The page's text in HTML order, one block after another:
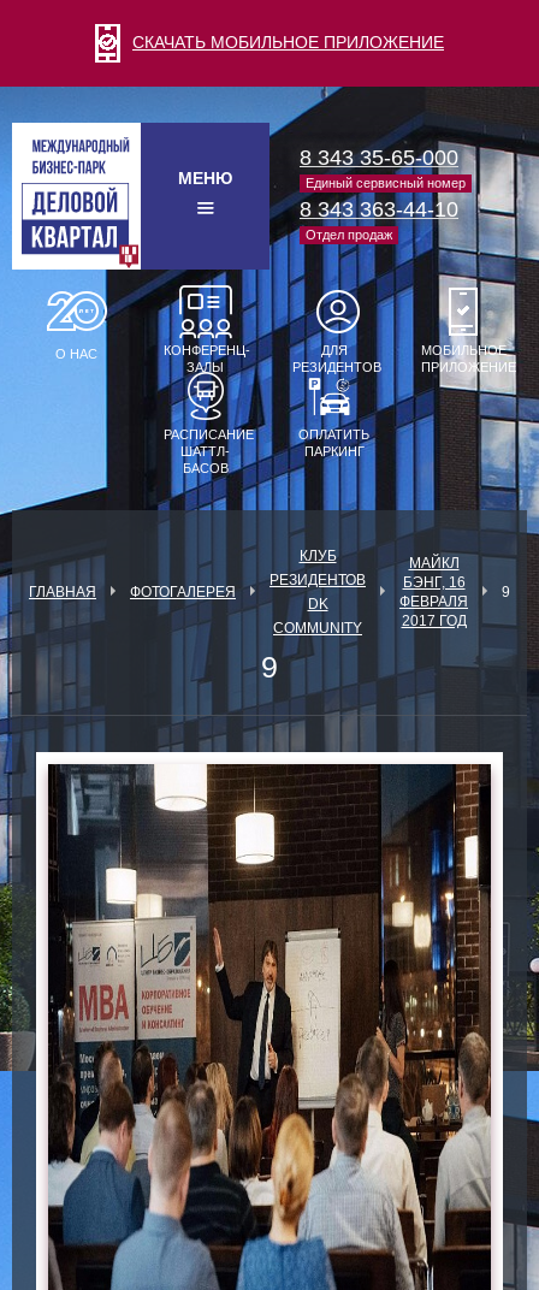
СКАЧАТЬ МОБИЛЬНОЕ ПРИЛОЖЕНИЕ
МЕНЮ
8 343 35-65-000
Единый сервисный номер
8 343 363-44-10
Отдел продаж
О НАС
КОНФЕРЕНЦ-
ЗАЛЫ
ДЛЯ
РЕЗИДЕНТОВ
МОБИЛЬНОЕ
ПРИЛОЖЕНИЕ
РАСПИСАНИЕ
ШАТТЛ-
БАСОВ
ОПЛАТИТЬ
ПАРКИНГ
ГЛАВНАЯ ФОТОГАЛЕРЕЯ
КЛУБ
РЕЗИДЕНТОВ
DK
COMMUNITY
МАЙКЛ
БЭНГ, 16
ФЕВРАЛЯ
2017 ГОД
9
9